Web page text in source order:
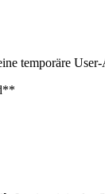
temporäre